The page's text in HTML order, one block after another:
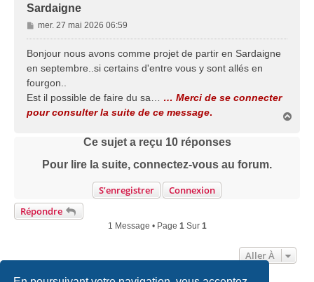
Sardaigne
M
e
a
g
e
mer. 27 mai 2026 06:59
Bonjour nous avons comme projet de partir en Sardaigne
en septembre..si certains d'entre vous y sont allés en
fourgon..
Est il possible de faire du sa…
… Merci de se connecter
pour consulter la suite de ce message.
Ce sujet a reçu 10réponses
Pour lire la suite, connectez-vous au forum.
S’enregistrer
Connexion
Répondre
1 Message • Page 1 Sur 1
Aller À